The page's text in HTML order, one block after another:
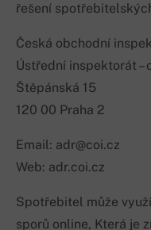
řešení
Česká obchodní
Ústřední inspektorát –
Štěpánská 15
120 00 Praha 2
Email: adr@coi.cz
Web: adr.coi.cz
Spotřebitel může
sporů online, Která je